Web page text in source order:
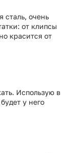
сталь, очень
от клипсы
красится от
Использую в
у него